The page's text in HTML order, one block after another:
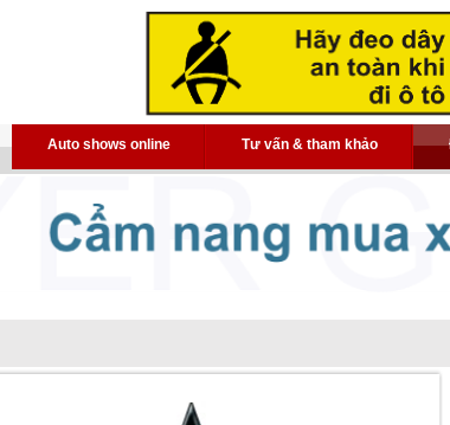
Auto shows online Tư vấn & tham khảo